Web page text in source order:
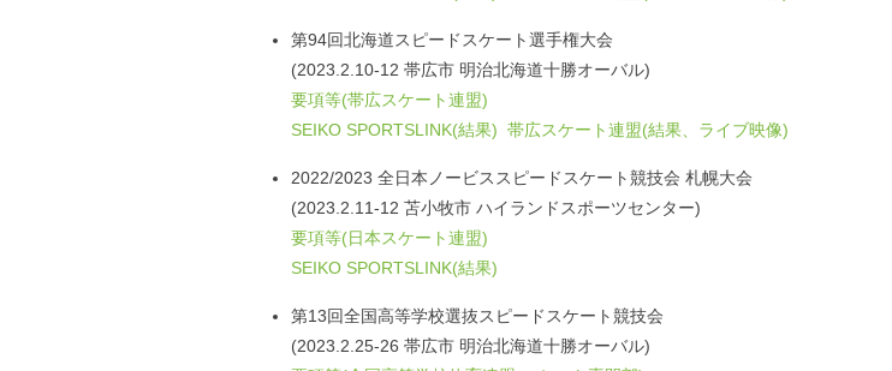
第94回北海道スピードスケート選手権大会
(2023.2.10-12 帯広市 明治北海道十勝オーバル)
要項等(帯広スケート連盟)
SEIKO SPORTSLINK(結果) 帯広スケート連盟(結果、ライブ映像)
2022/2023 全日本ノービススピードスケート競技会 札幌大会
(2023.2.11-12 苫小牧市 ハイランドスポーツセンター)
要項等(日本スケート連盟)
SEIKO SPORTSLINK(結果)
第13回全国高等学校選抜スピードスケート競技会
(2023.2.25-26 帯広市 明治北海道十勝オーバル)